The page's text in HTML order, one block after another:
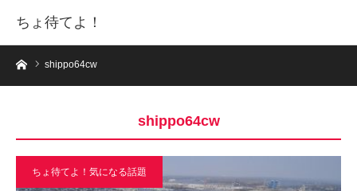
ちょ待てよ！
ホームshippo64cw
shippo64cw
ちょ待てよ！気になる話題